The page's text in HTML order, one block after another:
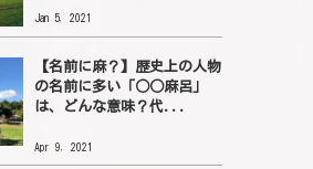
Jan 5, 2021
【名前に麻？】歴史上の人物
の名前に多い「○○麻呂」
は、どんな意味？代...
Apr 9, 2021